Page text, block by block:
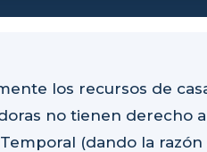
los recursos de
no tienen derecho
(dando la razón